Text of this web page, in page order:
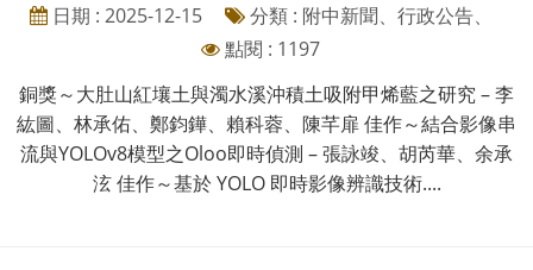
日期 : 2025-12-15
分類 : 附中新聞、行政公告、
點閱 : 1197
銅獎～大肚山紅壤土與濁水溪沖積土吸附甲烯藍之研究 – 李
紘圖、林承佑、鄭鈞鏵、賴科蓉、陳芊扉 佳作～結合影像串
流與YOLOv8模型之Oloo即時偵測 – 張詠竣、胡芮華、余承
泫 佳作～基於 YOLO 即時影像辨識技術....